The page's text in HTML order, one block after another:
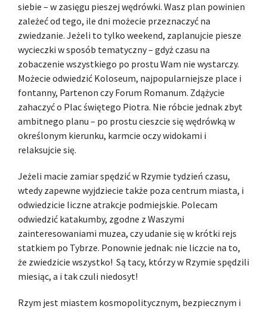
siebie – w zasięgu pieszej wędrówki. Wasz plan powinien
zależeć od tego, ile dni możecie przeznaczyć na
zwiedzanie. Jeżeli to tylko weekend, zaplanujcie piesze
wycieczki w sposób tematyczny – gdyż czasu na
zobaczenie wszystkiego po prostu Wam nie wystarczy.
Możecie odwiedzić Koloseum, najpopularniejsze place i
fontanny, Partenon czy Forum Romanum. Zdążycie
zahaczyć o Plac świętego Piotra. Nie róbcie jednak zbyt
ambitnego planu – po prostu cieszcie się wędrówką w
określonym kierunku, karmcie oczy widokami i
relaksujcie się.
Jeżeli macie zamiar spędzić w Rzymie tydzień czasu,
wtedy zapewne wyjdziecie także poza centrum miasta, i
odwiedzicie liczne atrakcje podmiejskie. Polecam
odwiedzić katakumby, zgodne z Waszymi
zainteresowaniami muzea, czy udanie się w krótki rejs
statkiem po Tybrze. Ponownie jednak: nie liczcie na to,
że zwiedzicie wszystko! Są tacy, którzy w Rzymie spędzili
miesiąc, a i tak czuli niedosyt!
Rzym jest miastem kosmopolitycznym, bezpiecznym i